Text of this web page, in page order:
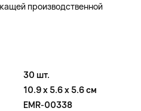
производственной
30 шт.
10.9 x 5.6 x 5.6 см
EMR-00338